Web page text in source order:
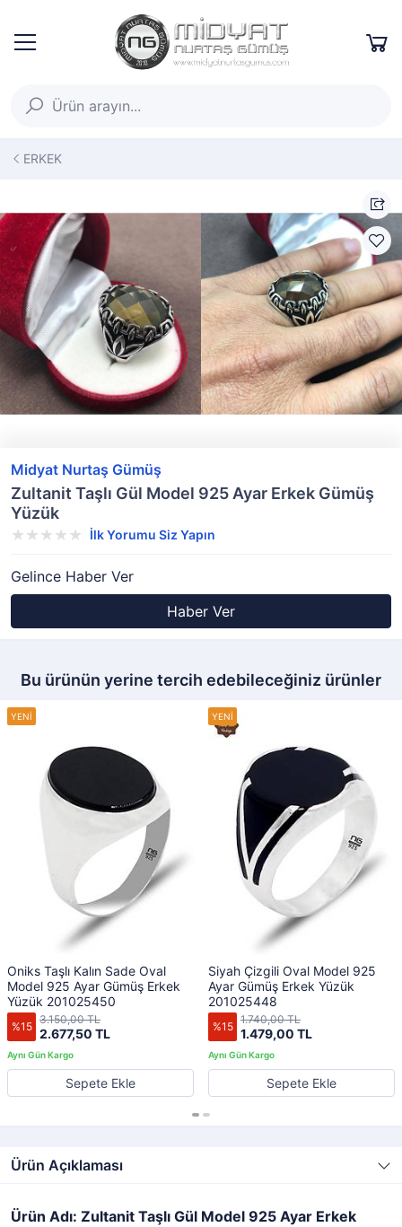
ERKEK
Midyat Nurtaş Gümüş
Zultanit Taşlı Gül Model 925 Ayar Erkek Gümüş
Yüzük
İlk Yorumu Siz Yapın
Gelince Haber Ver
Haber Ver
Bu ürünün yerine tercih edebileceğiniz ürünler
Oniks Taşlı Kalın Sade Oval
Model 925 Ayar Gümüş Erkek
Yüzük 201025450
%15 2.677,50 TL
3.150,00 TL
Sepete Ekle
Siyah Çizgili Oval Model 925
Ayar Gümüş Erkek Yüzük
201025448
%15 1.479,00 TL
1.740,00 TL
Sepete Ekle
Ürün Açıklaması
Ürün Adı: Zultanit Taşlı Gül Model 925 Ayar Erkek